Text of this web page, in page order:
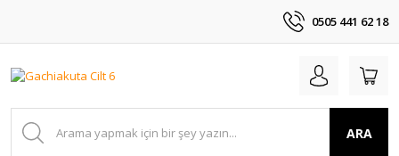
0505 441 62 18
ARA